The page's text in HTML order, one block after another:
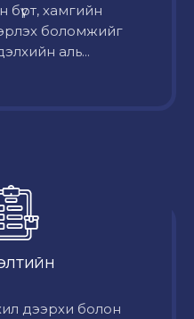
бүрт, хамгийн
боломжийг
аль...
дээрхи болон